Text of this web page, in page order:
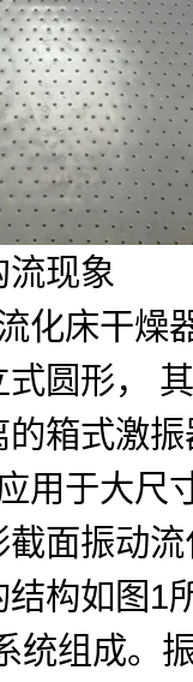
流现象
化床干燥
圆形，
箱式激
用于大尺
面振动
构如图1
统组成。